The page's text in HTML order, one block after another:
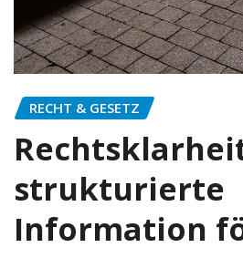
RECHT & GESETZ
strukturierte
Information